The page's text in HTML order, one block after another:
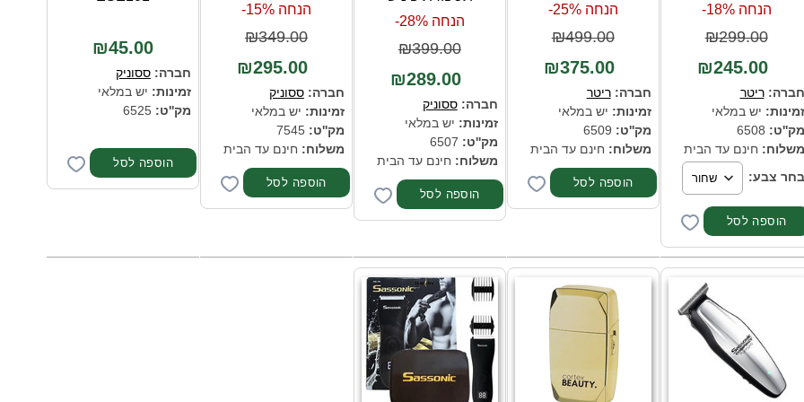
הנחה 18%-
₪299.00
₪245.00
חברה:ריטר
זמינות: יש במלאי
מק''ט:
משלוח: חינם עד הבית
בחר צבע:
הנחה 25%-
₪499.00
₪375.00
חברה:ריטר
זמינות: יש במלאי
מק''ט:
משלוח: חינם עד הבית
הנחה 28%-
₪399.00
₪289.00
חברה:ססוניק
זמינות: יש במלאי
מק''ט:
משלוח: חינם עד הבית
הנחה 15%-
₪349.00
₪295.00
חברה:ססוניק
זמינות: יש במלאי
מק''ט: 7545
משלוח: חינם עד הבית
₪45.00
חברה:ססוניק
זמינות: יש במלאי
מק''ט: 6525